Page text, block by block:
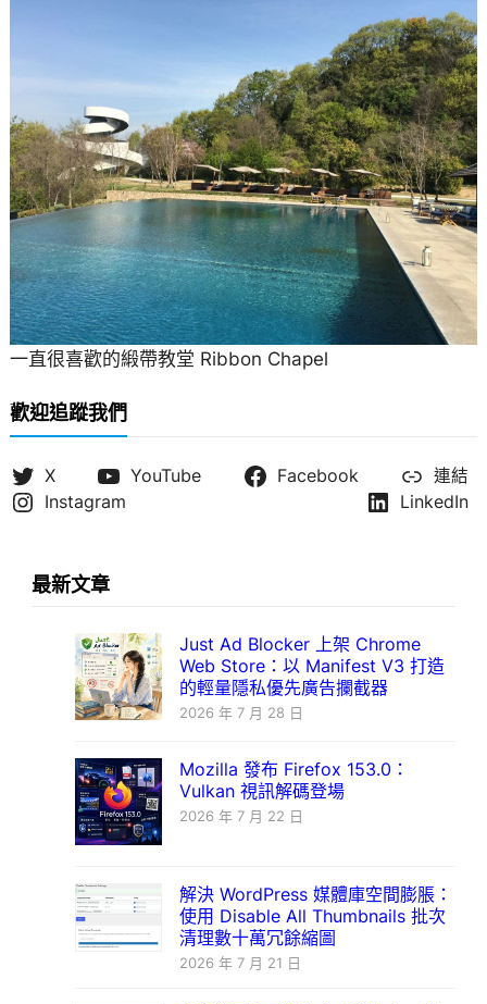
一直很喜歡的緞帶教堂 Ribbon Chapel
歡迎追蹤我們
X YouTube Facebook
連結
Instagram
LinkedIn
最新文章
Just Ad Blocker 上架 Chrome
Web Store：以 Manifest V3 打造
的輕量隱私優先廣告攔截器
2026 年 7 月 28 日
Mozilla 發布 Firefox 153.0：
Vulkan 視訊解碼登場
2026 年 7 月 22 日
解決 WordPress 媒體庫空間膨脹：
使用 Disable All Thumbnails 批次
清理數十萬冗餘縮圖
2026 年 7 月 21 日